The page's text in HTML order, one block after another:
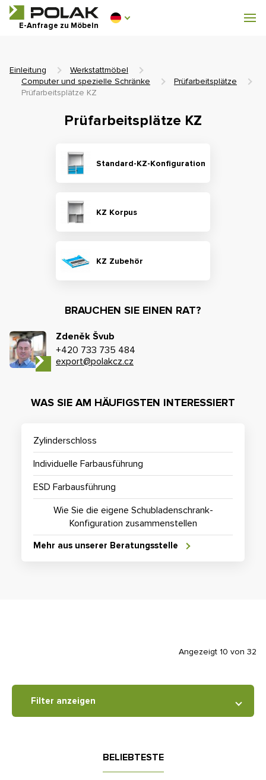
E-Anfrage zu Möbeln
Werkstattmöbel
0 €
Einleitung
Werkstattmöbel
Computer und spezielle Schränke
Prüfarbeitsplätze
Prüfarbeitsplätze KZ
Prüfarbeitsplätze KZ
Standard-KZ-Konfiguration
KZ Korpus
KZ Zubehör
BRAUCHEN SIE EINEN RAT?
Zdeněk Švub
+420 733 735 484
export@polakcz.cz
WAS SIE AM HÄUFIGSTEN INTERESSIERT
Zylinderschloss
Individuelle Farbausführung
ESD Farbausführung
Wie Sie die eigene Schubladenschrank-
Konfiguration zusammenstellen
Mehr aus unserer Beratungsstelle
BELIEBTESTE
Angezeigt 10 von 32
Filter anzeigen